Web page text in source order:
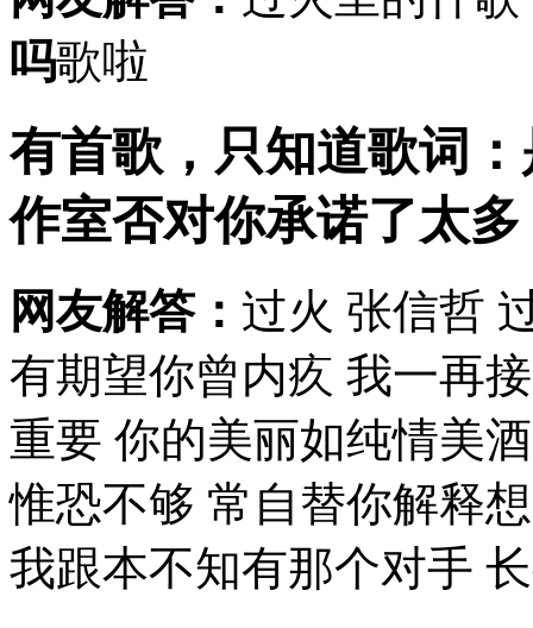
吗歌啦
有首歌，只知道歌词
作室否对你承诺了太
网友解答： 过火 张信哲
有期望你曾内疚 我一再
重要 你的美丽如纯情美
惟恐不够 常自替你解释
我跟本不知有那个对手